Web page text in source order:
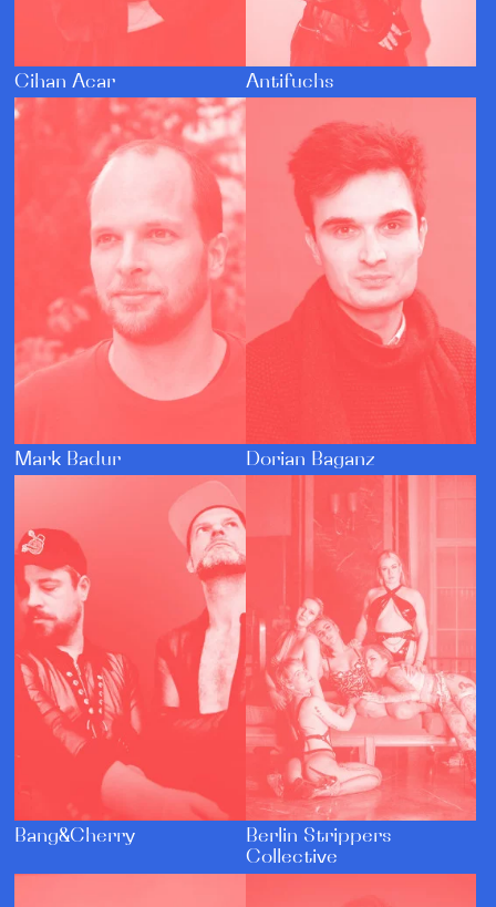
Cihan Acar Antifuchs
Mark Badur Dorian Baganz
Bang&Cherry
Berlin Strippers
Collective